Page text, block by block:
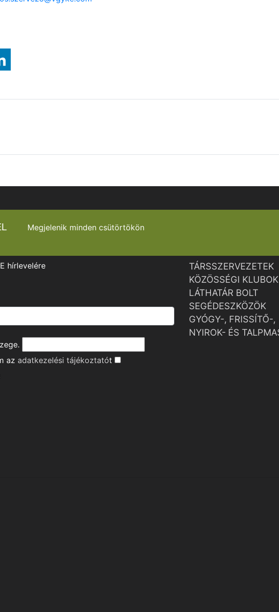
Megjelenik minden csütörtökön
hírlevelére
az adatkezelési tájékoztatót
TÁRSSZERVEZETEK
KÖZÖSSÉGI KLUBOK
LÁTHATÁR BOLT
SEGÉDESZKÖZÖK
GYÓGY-, FRISSÍTŐ-,
NYIROK- ÉS